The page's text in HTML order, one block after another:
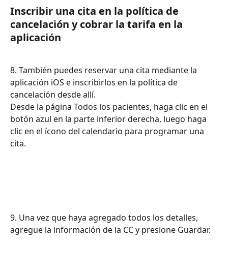
Inscribir una cita en la política de
cancelación y cobrar la tarifa en la
aplicación
8. También puedes reservar una cita mediante la
aplicación iOS e inscribirlos en la política de
cancelación desde allí.
Desde la página Todos los pacientes, haga clic en el
botón azul en la parte inferior derecha, luego haga
clic en el ícono del calendario para programar una
cita.
9. Una vez que haya agregado todos los detalles,
agregue la información de la CC y presione Guardar.